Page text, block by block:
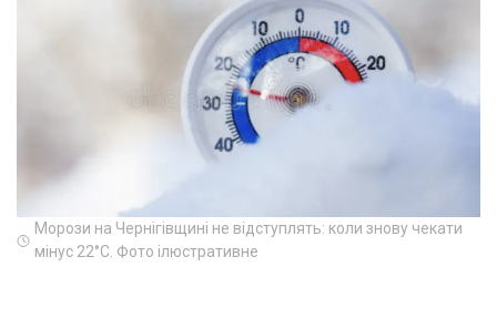
Морози на Чернігівщині не відступлять: коли знову чекати
мінус 22°C. Фото ілюстративне